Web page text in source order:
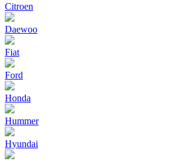
Citroen
Daewoo
Fiat
Ford
Honda
Hummer
Hyundai